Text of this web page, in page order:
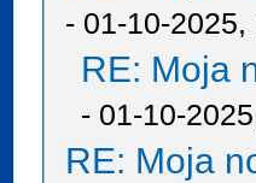
- 01-10-2025,
RE: Moja
- 01-10-
RE: Moja